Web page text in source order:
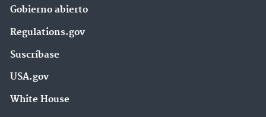
Gobierno abierto
Regulations.gov
Suscríbase
USA.gov
White House